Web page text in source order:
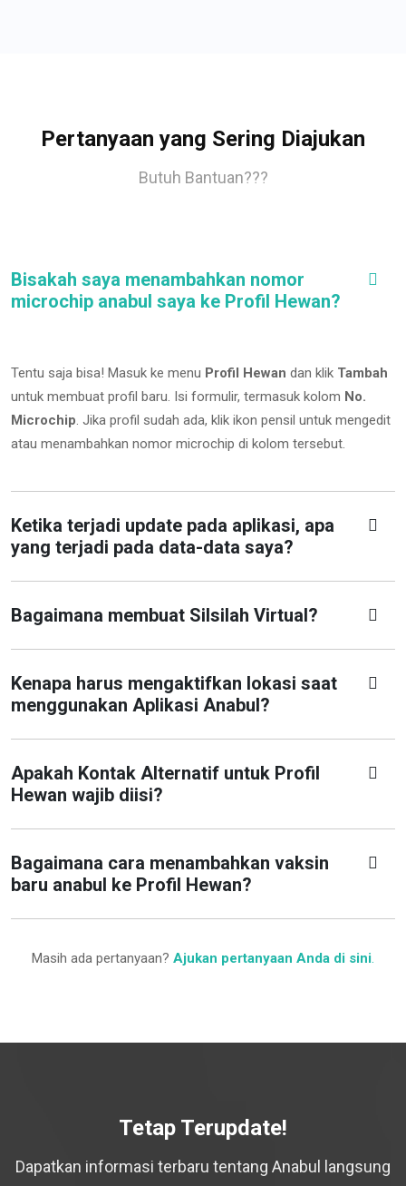
Pertanyaan yang Sering Diajukan
Butuh Bantuan???
Bisakah saya menambahkan nomor
microchip anabul saya ke Profil Hewan?
Tentu saja bisa! Masuk ke menu Profil Hewan dan klik Tambah
untuk membuat profil baru. Isi formulir, termasuk kolom No.
Microchip. Jika profil sudah ada, klik ikon pensil untuk mengedit
atau menambahkan nomor microchip di kolom tersebut.
Ketika terjadi update pada aplikasi, apa
yang terjadi pada data-data saya?
Bagaimana membuat Silsilah Virtual?
Kenapa harus mengaktifkan lokasi saat
menggunakan Aplikasi Anabul?
Apakah Kontak Alternatif untuk Profil
Hewan wajib diisi?
Bagaimana cara menambahkan vaksin
baru anabul ke Profil Hewan?
Masih ada pertanyaan? Ajukan pertanyaan Anda di sini.
Tetap Terupdate!
Dapatkan informasi terbaru tentang Anabul langsung